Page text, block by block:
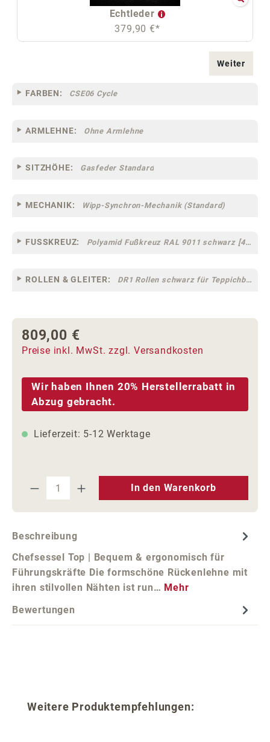
Echtleder
379,90 €*
Weiter
FARBEN: CSE06 Cycle
ARMLEHNE: Ohne Armlehne
SITZHÖHE: Gasfeder Standard
MECHANIK: Wipp-Synchron-Mechanik (Standard)
FUSSKREUZ: Polyamid Fußkreuz RAL 9011 schwarz [44]
ROLLEN & GLEITER: DR1 Rollen schwarz für Teppichböden [10]
Regulärer Preis:
809,00 €
Preise inkl. MwSt. zzgl. Versandkosten
Wir haben Ihnen 20% Herstellerrabatt in
Abzug gebracht.
Lieferzeit: 5-12 Werktage
Produkt Anzahl: Gib den
In den Warenkorb
Beschreibung
Chefsessel Top | Bequem & ergonomisch für
Führungskräfte Die formschöne Rückenlehne mit
ihren stilvollen Nähten ist run… Mehr
Bewertungen
Produktgalerie überspringen
Weitere Produktempfehlungen: